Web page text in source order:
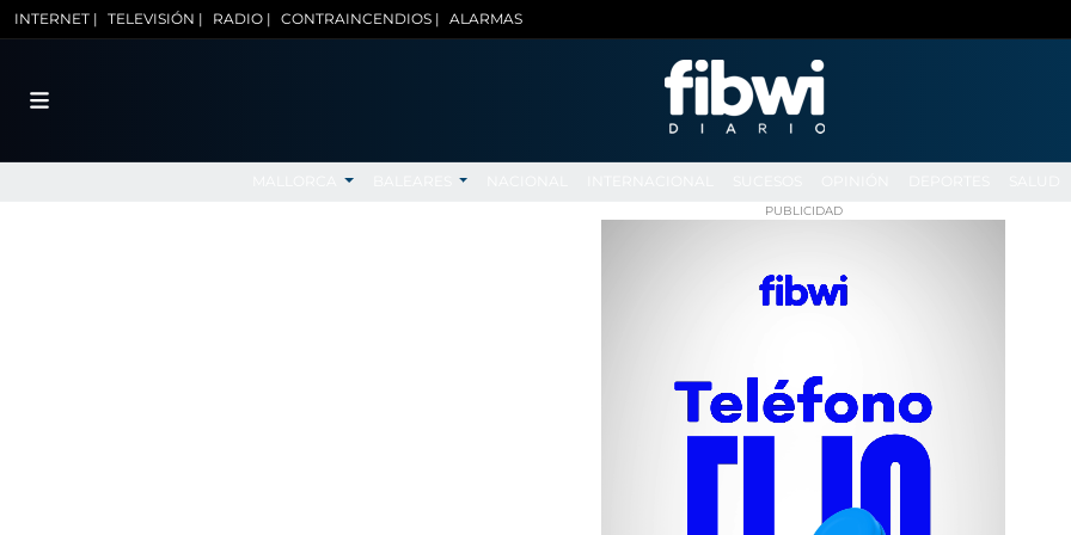
INTERNET | TELEVISIÓN | RADIO | CONTRAINCENDIOS | ALARMAS